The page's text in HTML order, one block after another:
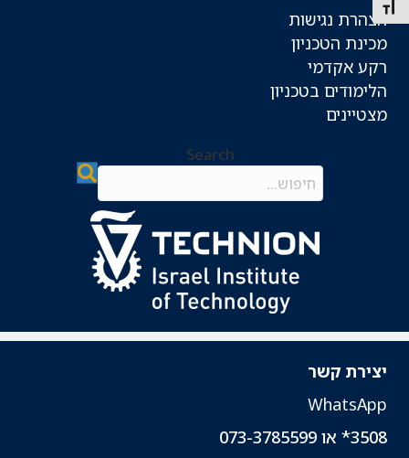
Toggle Font size
הצהרת נגישות
מכינת הטכניון
רקע אקדמי
הלימודים בטכניון
מצטיינים
Search
Search field required
יצירת קשר
WhatsApp
3508* או 073-3785599